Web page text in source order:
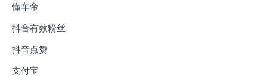
懂车帝
抖音有效粉丝
抖音点赞
支付宝